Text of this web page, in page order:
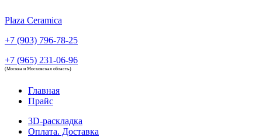
Plaza Ceramica
+7 (903) 796-78-25
+7 (965) 231-06-96
(Москва и Московская область)
Главная
Прайс
3D-раскладка
Оплата. Доставка